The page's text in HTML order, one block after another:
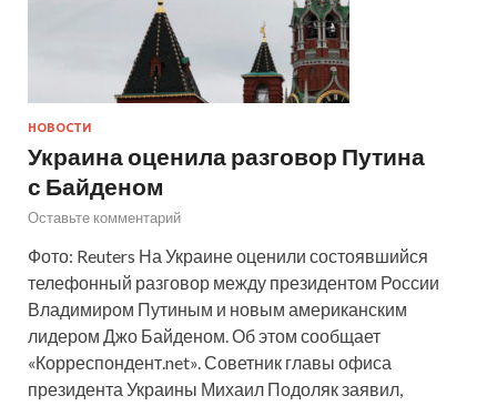
НОВОСТИ
Украина оценила разговор Путина
с Байденом
Оставьте комментарий
Фото: Reuters На Украине оценили состоявшийся
телефонный разговор между президентом России
Владимиром Путиным и новым американским
лидером Джо Байденом. Об этом сообщает
«Корреспондент.net». Советник главы офиса
президента Украины Михаил Подоляк заявил,